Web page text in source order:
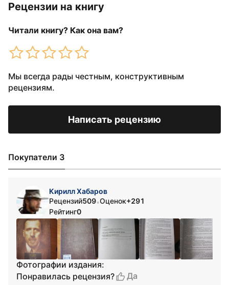
Рецензии на книгу
Читали книгу? Как она вам?
Мы всегда рады честным, конструктивным
рецензиям.
Написать рецензию
Покупатели 3
Кирилл Хабаров
Рецензий509•Оценок+291
Рейтинг0
Фотографии издания:
Понравилась рецензия?
Да